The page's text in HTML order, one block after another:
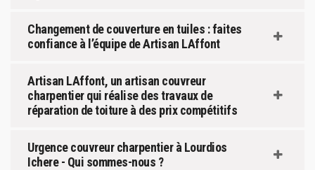
Changement de couverture en tuiles : faites
confiance à l’équipe de Artisan LAffont
Artisan LAffont, un artisan couvreur
charpentier qui réalise des travaux de
réparation de toiture à des prix compétitifs
Urgence couvreur charpentier à Lourdios
Ichere - Qui sommes-nous ?